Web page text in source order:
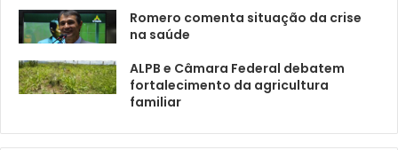
Romero comenta situação da crise
na saúde
ALPB e Câmara Federal debatem
fortalecimento da agricultura
familiar